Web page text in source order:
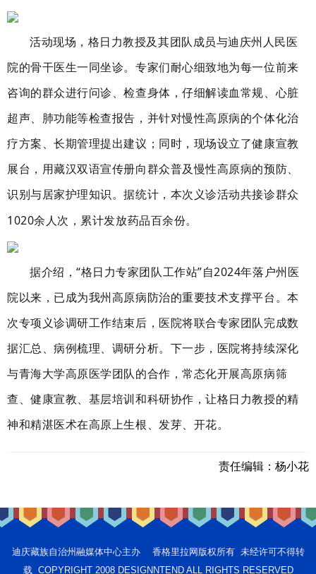
活动现场， 格日力教授及其团队成员与迪庆州人民医
院的骨干医生一同坐诊。专家们耐心细致地为每一位前来
咨询的群众进行问诊、检查身体，仔细解读血常规、心脏
超声、肺功能等检查报告，并针对慢性高原病的个体化治
疗方案、长期管理提出建议 ； 同时，现场设立了健康宣教
展台，用藏汉双语宣传册向群众普及慢性高原病的预防、
识别与居家护理知识。据统计，本次义诊活动共接诊群众
1020余人次， 累计发放药品百余份。
据介绍，“格日力专家团队工作站”自2024年落户州医
院以来，已成为我州高原病防治的重要技术支撑平台。本
次专项义诊调研工作结束后，医院将联合专家团队完成数
据汇总、病例梳理、调研分析。下一步，医院将持续深化
与青海大学高原医学团队的合作，常态化开展高原病筛
查、健康宣教、基层培训和科研协作，让格日力教授的精
神和精湛医术在高原上生根、发芽、开花。
责任编辑： 杨小花
迪庆藏族自治州融媒体中心主办 香格里拉网版权所有 未经许可不得转
载 COPYRIGHT 2008 DESIGNNTEND ALL RIGHTS RESERVED